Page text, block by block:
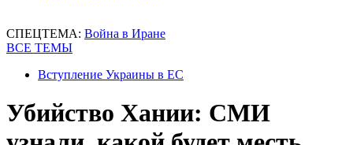
СПЕЦТЕМА: Война в Иране
ВСЕ ТЕМЫ
Вступление Украины в ЕС
Убийство Хании: СМИ